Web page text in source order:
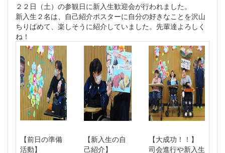
２２日（土）の参観日に新入生歓迎会が行われました。
新入生２名は、自己紹介ポスターに自分の好きなことを沢山
ちりばめて、楽しそうに紹介していました。先輩達よろしく
ね！
【前日の準備
活動】
【新入生の自
己紹介】
【大成功！！】
司会進行や新入生